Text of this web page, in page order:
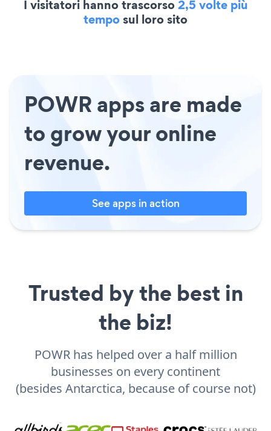
I visitatori hanno trascorso2,5 volte più
temposul loro sito
POWR apps are made
to grow your online
revenue.
See apps in action
Trusted by the best in
the biz!
POWR has helped over a half million
businesses on every continent
(besides Antarctica, because of course not)